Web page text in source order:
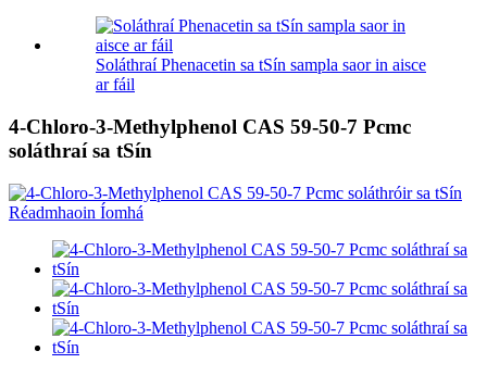
Soláthraí Phenacetin sa tSín sampla saor in aisce
ar fáil
4-Chloro-3-Methylphenol CAS 59-50-7 Pcmc
soláthraí sa tSín